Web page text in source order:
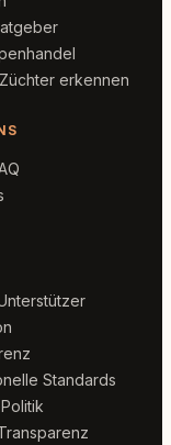
erkennen
Standards